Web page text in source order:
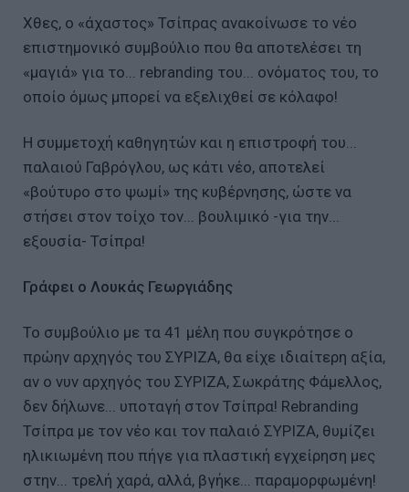
Χθες, ο «άχαστος» Τσίπρας ανακοίνωσε το νέο
επιστημονικό συμβούλιο που θα αποτελέσει τη
«μαγιά» για το... rebranding του... ονόματος του, το
οποίο όμως μπορεί να εξελιχθεί σε κόλαφο!
Η συμμετοχή καθηγητών και η επιστροφή του...
παλαιού Γαβρόγλου, ως κάτι νέο, αποτελεί
«βούτυρο στο ψωμί» της κυβέρνησης, ώστε να
στήσει στον τοίχο τον... βουλιμικό -για την...
εξουσία- Τσίπρα!
Γράφει ο Λουκάς Γεωργιάδης
Το συμβούλιο με τα 41 μέλη που συγκρότησε ο
πρώην αρχηγός του ΣΥΡΙΖΑ, θα είχε ιδιαίτερη αξία,
αν ο νυν αρχηγός του ΣΥΡΙΖΑ, Σωκράτης Φάμελλος,
δεν δήλωνε... υποταγή στον Τσίπρα! Rebranding
Τσίπρα με τον νέο και τον παλαιό ΣΥΡΙΖΑ, θυμίζει
ηλικιωμένη που πήγε για πλαστική εγχείρηση μες
στην... τρελή χαρά, αλλά, βγήκε... παραμορφωμένη!